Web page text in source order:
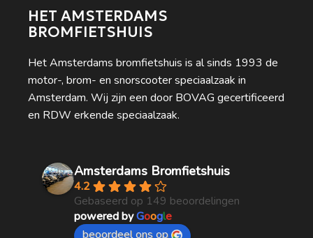
HET AMSTERDAMS
BROMFIETSHUIS
Het Amsterdams bromfietshuis is al sinds 1993 de
motor-, brom- en snorscooter speciaalzaak in
Amsterdam. Wij zijn een door BOVAG gecertificeerd
en RDW erkende speciaalzaak.
Amsterdams Bromfietshuis
4.2
Gebaseerd op 149 beoordelingen
powered byGoogle
beoordeel ons op